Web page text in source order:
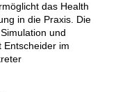
das Health
in die Praxis. Die
und
Entscheider im